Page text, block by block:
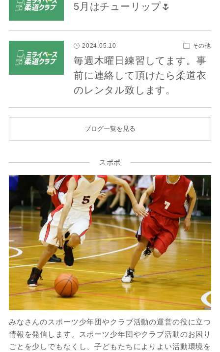
5月はチューリップ🌷
2024.05.10 その他
毎週木曜日練習してます。事
前に連絡して頂けたら柔道衣
のレンタル致します。
ブログ一覧を見る
スポポ
みなさんのスポーツ少年団やクラブ活動の運営の役に立つ
情報を発信します。スポーツ少年団やクラブ活動のお困り
ごとを少しでもなくし、子どもたちによりよい活動環境を